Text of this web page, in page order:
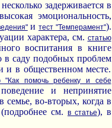
задерживается в
эмоциональность,
и тест "Темперамент").
характера, см. статью
воспитания в книге
в саду подобных проблем
и в общественном месте.
"Как помочь ребенку и себе
и непринятие
во-вторых, когда в
см. в статье), в